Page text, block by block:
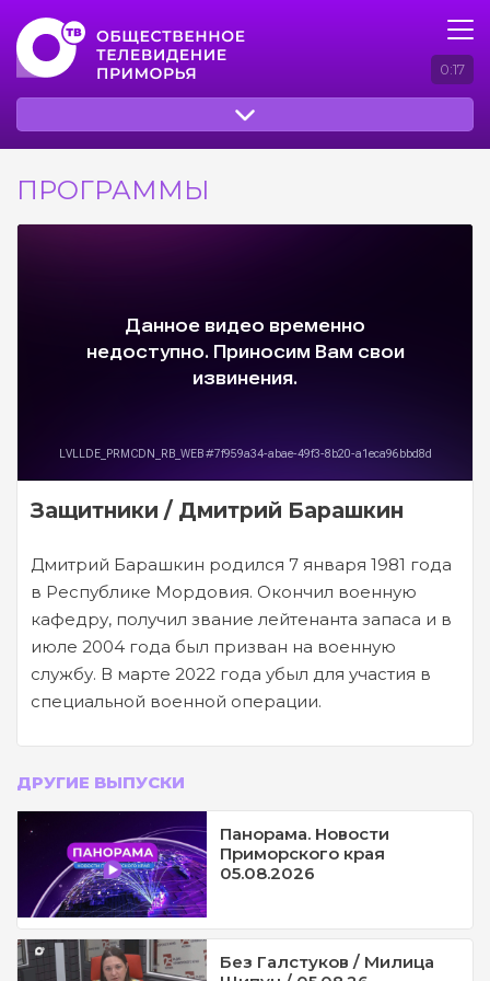
0:17
ПРОГРАММЫ
Защитники / Дмитрий Барашкин
Дмитрий Барашкин родился 7 января 1981 года
в Республике Мордовия. Окончил военную
кафедру, получил звание лейтенанта запаса и в
июле 2004 года был призван на военную
службу. В марте 2022 года убыл для участия в
специальной военной операции.
ДРУГИЕ ВЫПУСКИ
Панорама. Новости
Приморского края
05.08.2026
Без Галстуков / Милица